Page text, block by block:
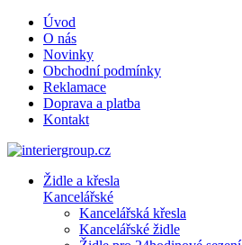
Úvod
O nás
Novinky
Obchodní podmínky
Reklamace
Doprava a platba
Kontakt
Židle a křesla
Kancelářské
Kancelářská křesla
Kancelářské židle